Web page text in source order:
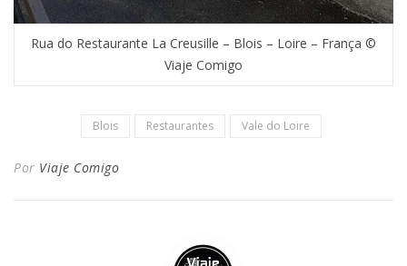
Rua do Restaurante La Creusille – Blois – Loire – França ©
Viaje Comigo
Blois Restaurantes Vale do Loire
Por Viaje Comigo